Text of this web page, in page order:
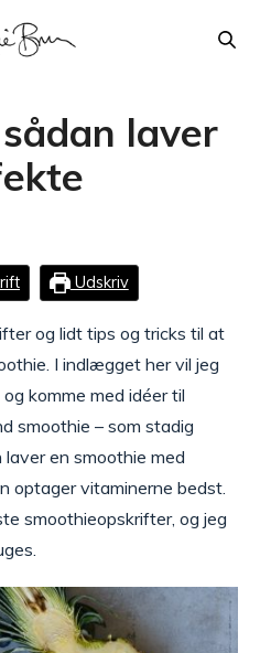
laver
Udskriv
og lidt tips og tricks til at
I indlægget her vil jeg
komme med idéer til
smoothie – som stadig
en smoothie med
optager vitaminerne bedst.
smoothieopskrifter, og jeg